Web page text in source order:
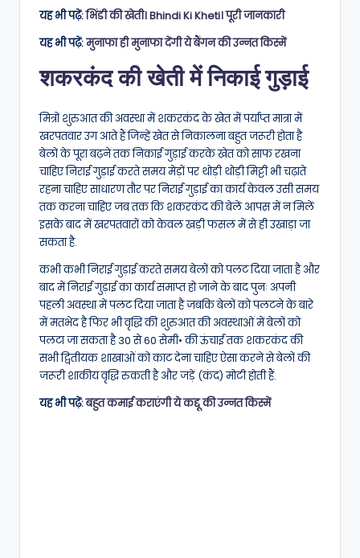
यह भी पढ़ें:भिंडी की खेती। Bhindi Ki Kheti। पूरी जानकारी
यह भी पढ़ें:मुनाफा ही मुनाफा देंगी ये बैंगन की उन्नत किस्में
शकरकंद की खेती में निकाई गुड़ाई
मित्रों शुरुआत की अवस्था में शकरकंद के खेत में पर्याप्त मात्रा में
खरपतवार उग आते हैं जिन्हें खेत से निकालना बहुत जरूरी होता है
बेलों के पूरा बढ़ने तक निकाई गुड़ाई करके खेत को साफ रखना
चाहिए निराई गुड़ाई करते समय मेड़ों पर थोड़ी थोड़ी मिट्टी भी चढ़ाते
रहना चाहिए साधारण तौर पर निराई गुड़ाई का कार्य केवल उसी समय
तक करना चाहिए जब तक कि शकरकंद की बेलें आपस में न मिलें
इसके बाद में खरपतवारों को केवल खड़ी फसल में से ही उखाड़ा जा
सकता है.
कभी कभी निराई गुड़ाई करते समय बेलों को पलट दिया जाता है और
बाद में निराई गुड़ाई का कार्य समाप्त हो जाने के बाद पुनः अपनी
पहली अवस्था में पलट दिया जाता है जबकि बेलों को पलटने के बारे
में मतभेद है फिर भी वृद्धि की शुरुआत की अवस्थाओं में बेलों को
पलटा जा सकता है 30 से 60 सेमी• की ऊंचाई तक शकरकंद की
सभी द्वितीयक शाखाओं को काट देना चाहिए ऐसा करने से बेलों की
जरूरी शाकीय वृद्धि रुकती है और जड़ें (कंद) मोटी होती हैं.
यह भी पढ़ें:बहुत कमाई कराएंगी ये कद्दू की उन्नत किस्में